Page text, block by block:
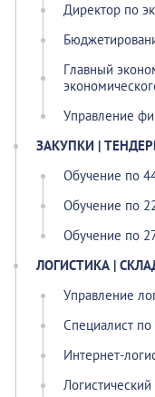
Директор по
Главный
Управление
ЗАКУПКИ |
Обучение по
Обучение по
Обучение по
ЛОГИСТИКА |
Управление
Специалист по
Интернет-